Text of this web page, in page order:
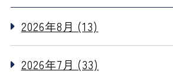
2026年8月 (13)
2026年7月 (33)